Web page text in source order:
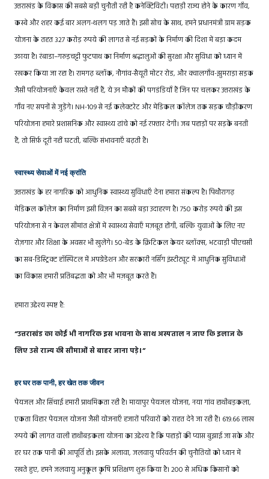
उत्तराखंड के विकास की सबसे बड़ी चुनौती रही है कनेक्टिविटी। पहाड़ी राज्य होने के कारण गाँव,
कस्बे और शहर कई बार अलग-थलग पड़ जाते हैं। इसी सोच के साथ, हमने प्रधानमंत्री ग्राम सड़क
योजना के तहत 327 करोड़ रुपये की लागत से नई सड़कों के निर्माण की दिशा में बड़ा कदम
उठाया है। रंबाडा–गरुड़चट्टी फुटपाथ का निर्माण श्रद्धालुओं की सुरक्षा और सुविधा को ध्यान में
रखकर किया जा रहा है। रामगढ़ ब्लॉक, नौगांव-सैयूरी मोटर रोड, और क्वालगाँव-झुमराड़ा सड़क
जैसी परियोजनाएँ केवल रास्ते नहीं हैं, ये उन मौकों की पगडंडियाँ हैं जिन पर चलकर उत्तराखंड के
गाँव नए सपनों से जुड़ेंगे। NH-109 से नई कलेक्टरेट और मेडिकल कॉलेज तक सड़क चौड़ीकरण
परियोजना हमारे प्रशासनिक और स्वास्थ्य ढांचे को नई रफ़्तार देगी। जब पहाड़ों पर सड़कें बनती
हैं, तो सिर्फ़ दूरी नहीं घटती, बल्कि संभावनाएँ बढ़ती हैं।
स्वास्थ्य सेवाओं में नई क्रांति
उत्तराखंड के हर नागरिक को आधुनिक स्वास्थ्य सुविधाएँ देना हमारा संकल्प है। पिथौरागढ़
मेडिकल कॉलेज का निर्माण इसी विज़न का सबसे बड़ा उदाहरण है। 750 करोड़ रुपये की इस
परियोजना से न केवल सीमांत क्षेत्रों में स्वास्थ्य सेवाएँ मज़बूत होंगी, बल्कि युवाओं के लिए नए
रोज़गार और शिक्षा के अवसर भी खुलेंगे। 50-बेड के क्रिटिकल केयर ब्लॉक्स, भटवाड़ी पीएचसी
का सब-डिस्ट्रिक्ट हॉस्पिटल में अपग्रेडेशन और सरकारी नर्सिंग इंस्टीट्यूट में आधुनिक सुविधाओं
का विकास हमारी प्रतिबद्धता को और भी मज़बूत करते हैं।
हमारा उद्देश्य स्पष्ट है:
“उत्तराखंड का कोई भी नागरिक इस भावना के साथ अस्पताल न जाए कि इलाज के
लिए उसे राज्य की सीमाओं से बाहर जाना पड़े।”
हर घर तक पानी, हर खेत तक जीवन
पेयजल और सिंचाई हमारी प्राथमिकता रही है। मायापुर पेयजल योजना, नया गांव हाथीबड़कला,
एकता विहार पेयजल योजना जैसी योजनाएँ हजारों परिवारों को राहत देने जा रही हैं। 619.66 लाख
रुपये की लागत वाली हाथीबड़कला योजना का उद्देश्य है कि पहाड़ों की प्यास बुझाई जा सके और
हर घर तक पानी की आपूर्ति हो। इसके अलावा, जलवायु परिवर्तन की चुनौतियों को ध्यान में
रखते हुए, हमने जलवायु अनुकूल कृषि प्रशिक्षण शुरू किया है। 200 से अधिक किसानों को